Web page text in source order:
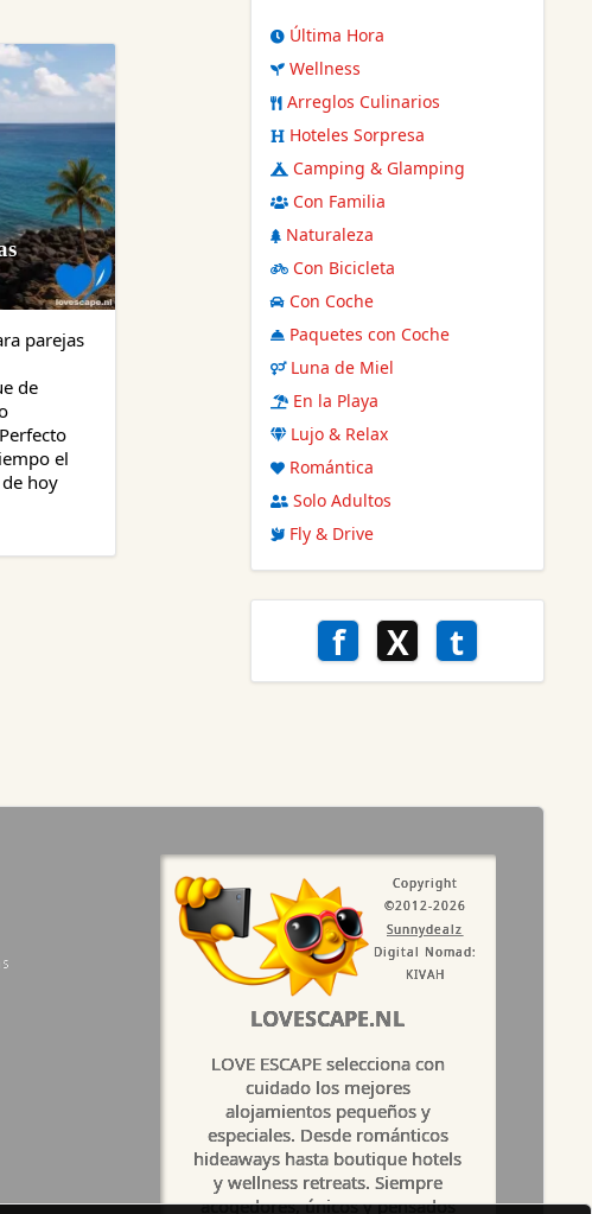
parejas
de
el
hoy
Última Hora
Wellness
Arreglos Culinarios
Hoteles Sorpresa
Camping & Glamping
Con Familia
Naturaleza
Con Bicicleta
Con Coche
Paquetes con Coche
Luna de Miel
En la Playa
Lujo & Relax
Romántica
Solo Adultos
Fly & Drive
f X t
Copyright
©2012-2026
Sunnydealz
Digital Nomad:
KIVAH
LOVESCAPE.NL
LOVE ESCAPE selecciona con
cuidado los mejores
alojamientos pequeños y
especiales. Desde románticos
hideaways hasta boutique hotels
y wellness retreats. Siempre
acogedores, únicos y pensados